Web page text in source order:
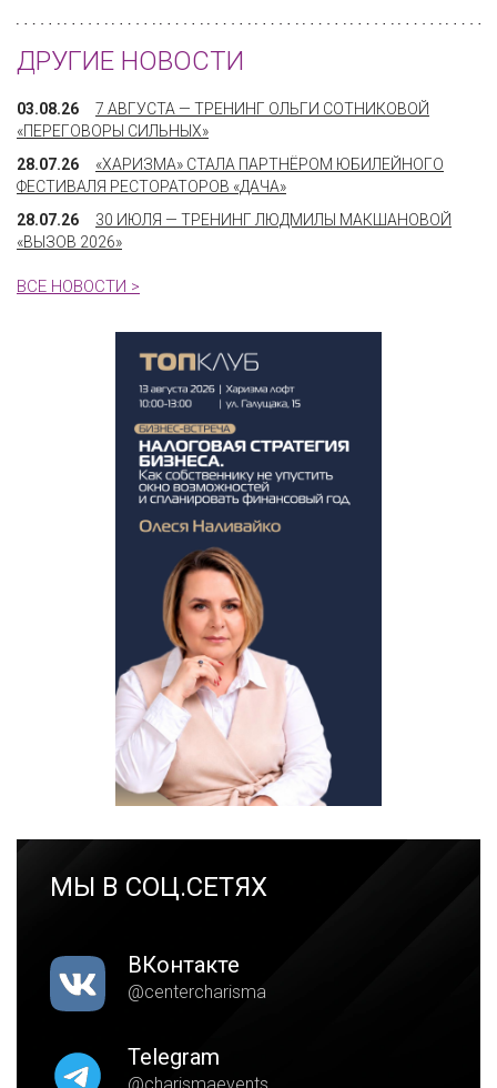
ДРУГИЕ НОВОСТИ
03.08.26
7 АВГУСТА — ТРЕНИНГ ОЛЬГИ СОТНИКОВОЙ
«ПЕРЕГОВОРЫ СИЛЬНЫХ»
28.07.26
«ХАРИЗМА» СТАЛА ПАРТНЁРОМ ЮБИЛЕЙНОГО
ФЕСТИВАЛЯ РЕСТОРАТОРОВ «ДАЧА»
28.07.26
30 ИЮЛЯ — ТРЕНИНГ ЛЮДМИЛЫ МАКШАНОВОЙ
«ВЫЗОВ 2026»
ВСЕ НОВОСТИ >
МЫ В СОЦ.СЕТЯХ
ВКонтакте
@centercharisma
Telegram
@charismaevents